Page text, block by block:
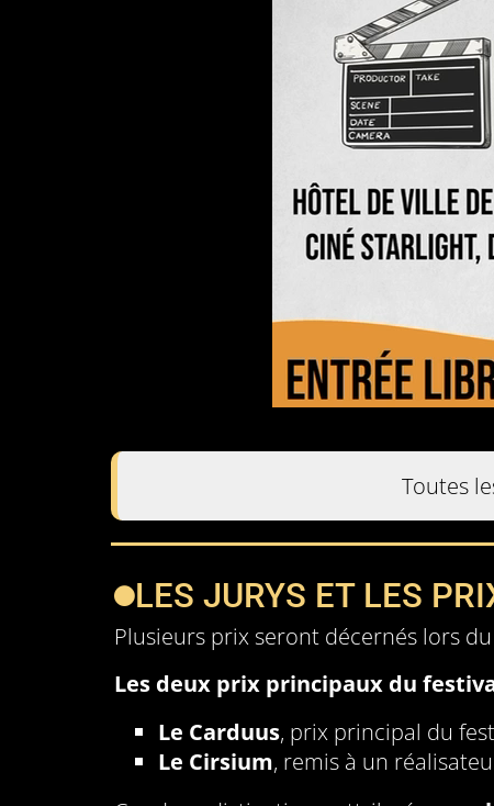
Toutes
LES JURYS ET LES
Plusieurs prix seront décernés lors
Les deux prix principaux du
Le Carduus, prix principal du
Le Cirsium, remis à un